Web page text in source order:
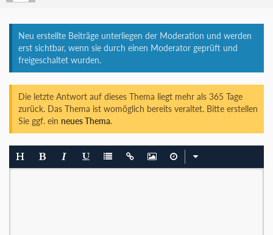
Neu erstellte Beiträge unterliegen der Moderation und werden
erst sichtbar, wenn sie durch einen Moderator geprüft und
freigeschaltet wurden.
Die letzte Antwort auf dieses Thema liegt mehr als 365 Tage
zurück. Das Thema ist womöglich bereits veraltet. Bitte erstellen
Sie ggf. ein neues Thema.